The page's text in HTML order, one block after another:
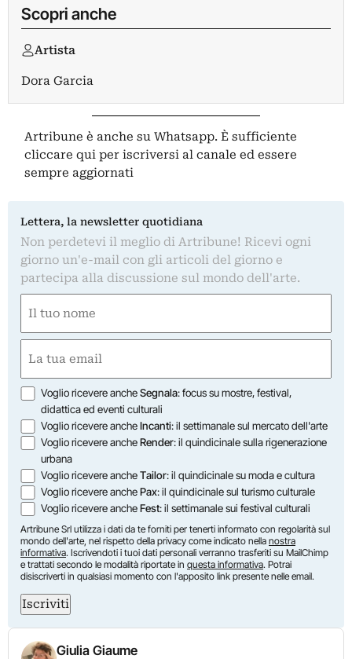
Scopri anche
Artista
Dora Garcia
Artribune è anche su Whatsapp. È sufficiente
cliccare qui per iscriversi al canale ed essere
sempre aggiornati
Lettera, la newsletter quotidiana
Non perdetevi il meglio di Artribune! Ricevi ogni
giorno un'e-mail con gli articoli del giorno e
partecipa alla discussione sul mondo dell'arte.
(Obbligatorio)
Nome
(Obbligatorio)
Opzioni
Voglio ricevere ancheSegnala: focus su mostre, festival,
didattica ed eventi culturali
Voglio ricevere ancheIncanti: il settimanale sul mercato dell'arte
Voglio ricevere ancheRender: il quindicinale sulla rigenerazione
urbana
Voglio ricevere ancheTailor: il quindicinale su moda e cultura
Voglio ricevere anchePax: il quindicinale sul turismo culturale
Voglio ricevere ancheFest: il settimanale sui festival culturali
Artribune Srl utilizza i dati da te forniti per tenerti informato con regolarità sul
mondo dell'arte, nel rispetto della privacy come indicato nella nostra
informativa. Iscrivendoti i tuoi dati personali verranno trasferiti su MailChimp
e trattati secondo le modalità riportate in questa informativa. Potrai
disiscriverti in qualsiasi momento con l'apposito link presente nelle email.
Iscriviti
Giulia Giaume